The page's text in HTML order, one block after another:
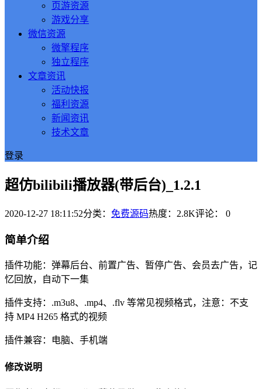
页游资源
游戏分享
微信资源
微擎程序
独立程序
文章资讯
活动快报
福利资源
新闻资讯
技术文章
登录
超仿bilibili播放器(带后台)_1.2.1
2020-12-27 18:11:52分类： 免费源码热度：2.8K评论： 0
简单介绍
插件功能：弹幕后台、前置广告、暂停广告、会员去广告，记
忆回放，自动下一集
插件支持：.m3u8、.mp4、.flv 等常见视频格式，注意：不支
持 MP4 H265 格式的视频
插件兼容：电脑、手机端
修改说明